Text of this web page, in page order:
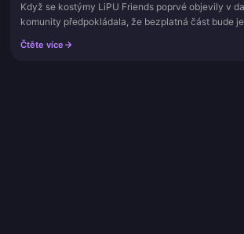
Když se kostýmy LiPU Friends poprvé objevily v
komunity předpokládala, že bezplatná část bude
který kolaborace vyhazují, aby vypadaly štědře.
Čtěte více